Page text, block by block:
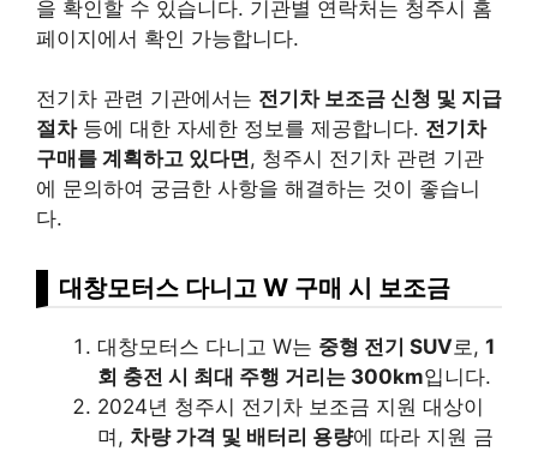
을 확인할 수 있습니다. 기관별 연락처는 청주시 홈
페이지에서 확인 가능합니다.
전기차 관련 기관에서는 전기차 보조금 신청 및 지급
절차등에 대한 자세한 정보를 제공합니다. 전기차
구매를 계획하고 있다면, 청주시 전기차 관련 기관
에 문의하여 궁금한 사항을 해결하는 것이 좋습니
다.
대창모터스 다니고 W 구매 시 보조금
대창모터스 다니고 W는 중형 전기 SUV로, 1
회 충전 시 최대 주행 거리는 300km입니다.
2024년 청주시 전기차 보조금 지원 대상이
며, 차량 가격 및 배터리 용량에 따라 지원 금